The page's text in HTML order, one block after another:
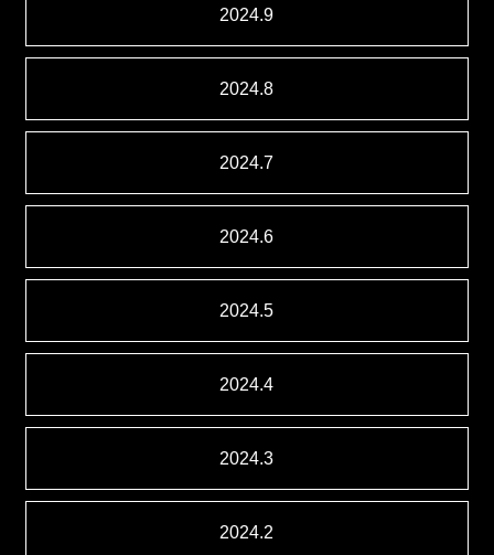
2024.9
2024.8
2024.7
2024.6
2024.5
2024.4
2024.3
2024.2